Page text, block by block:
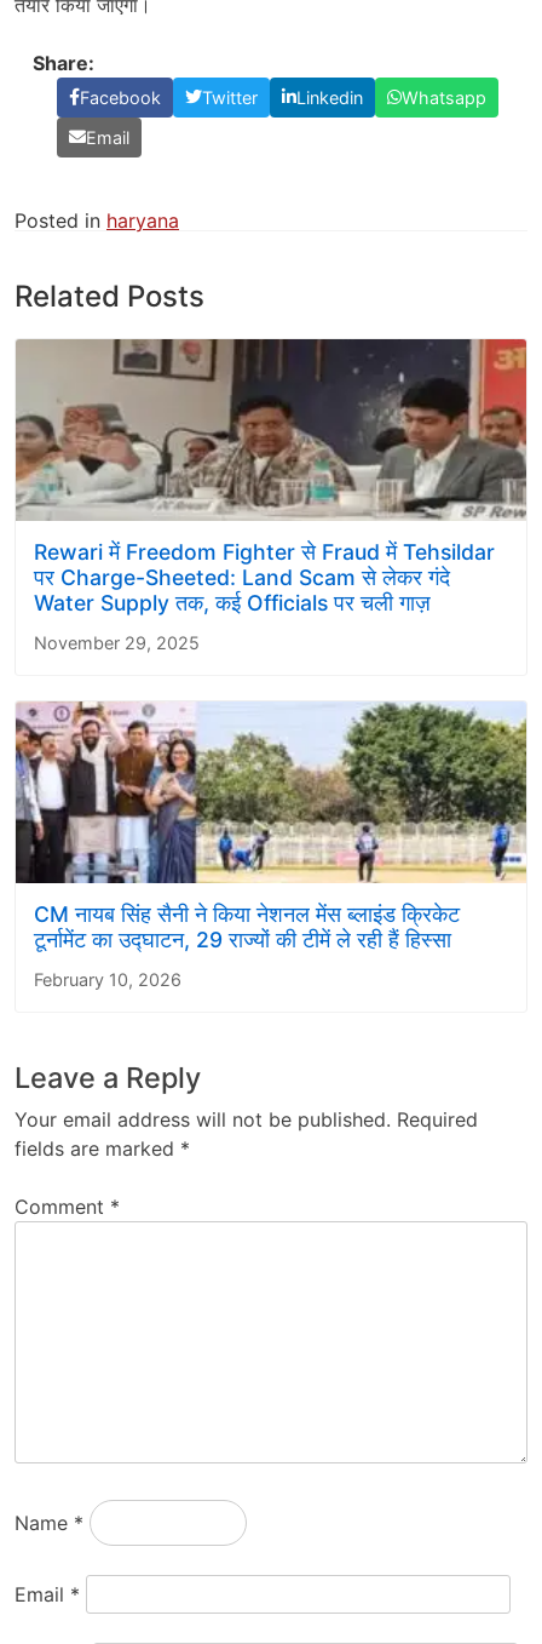
Share:
Facebook Twitter Linkedin
Whatsapp
Email
Posted in haryana
Related Posts
Rewari में Freedom Fighter से Fraud में Tehsildar
पर Charge-Sheeted: Land Scam से लेकर गंदे
Water Supply तक, कई Officials पर चली गाज़
November 29, 2025
CM नायब सिंह सैनी ने किया नेशनल मेंस ब्लाइंड क्रिकेट
टूर्नामेंट का उद्घाटन, 29 राज्यों की टीमें ले रही हैं हिस्सा
February 10, 2026
Leave a Reply
Your email address will not be published. Required
fields are marked *
Comment *
Name *
Email *